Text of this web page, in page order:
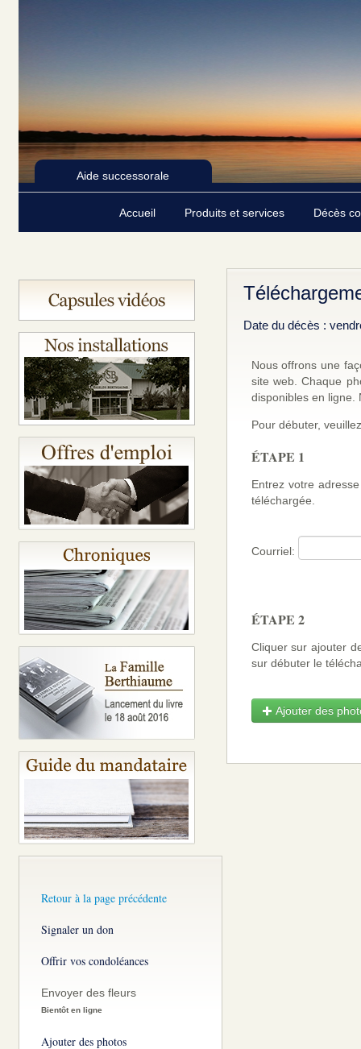
Aide successorale
Accueil Produits et services Décès
Retour à la page précédente
Signaler un don
Offrir vos condoléances
Envoyer des fleurs
Bientôt en ligne
Ajouter des photos
Date du décès :
Nous offrons une
site web. Chaque
disponibles en ligne.
Pour débuter,
ÉTAPE 1
Entrez votre
téléchargée.
Courriel:
ÉTAPE 2
Cliquer sur ajouter
sur débuter le
Ajouter des